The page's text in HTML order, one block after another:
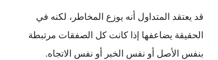
قد يعتقد المتداول أنه يوزع المخاطر، لكنه في
الحقيقة يضاعفها إذا كانت كل الصفقات مرتبطة
بنفس الأصل أو نفس الخبر أو نفس الاتجاه.